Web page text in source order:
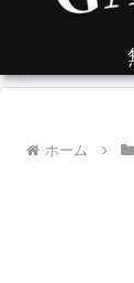
ホーム